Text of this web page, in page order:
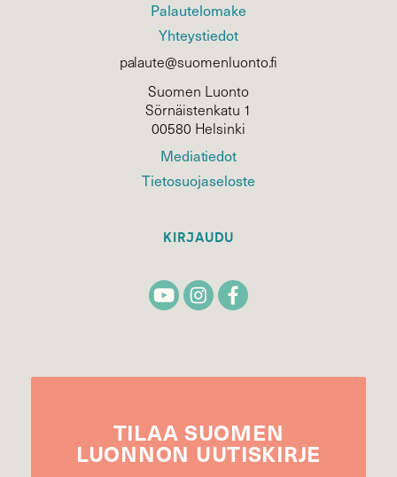
Palautelomake
Yhteystiedot
palaute@suomenluonto.fi
Suomen Luonto
Sörnäistenkatu 1
00580 Helsinki
Mediatiedot
Tietosuojaseloste
KIRJAUDU
TILAA SUOMEN
LUONNON UUTIS­KIRJE